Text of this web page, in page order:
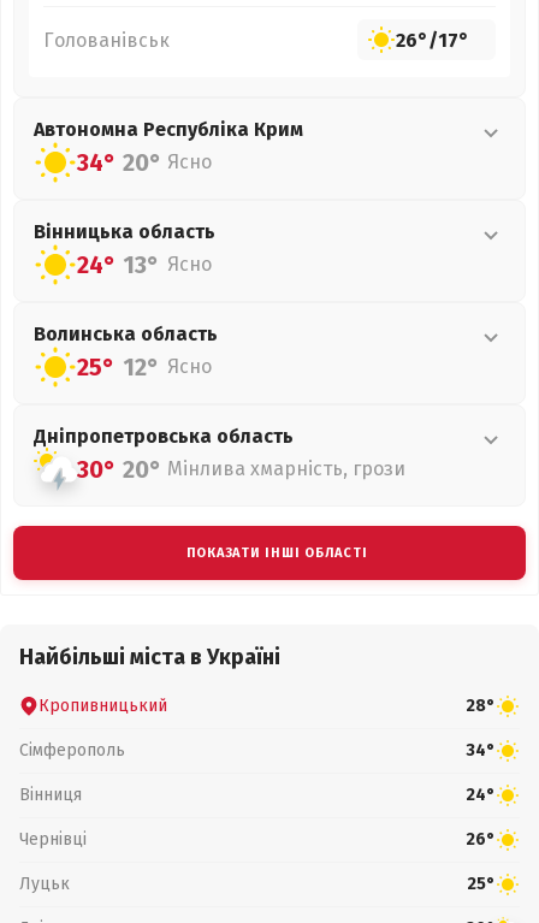
Голованівськ 26°/17°
Автономна Республіка Крим
34° 20° Ясно
Вінницька область
24° 13° Ясно
Волинська область
25° 12° Ясно
Дніпропетровська область
30° 20° Мінлива хмарність, грози
ПОКАЗАТИ ІНШІ ОБЛАСТІ
Найбільші міста в Україні
Кропивницький 28°
Сімферополь 34°
Вінниця 24°
Чернівці 26°
Луцьк 25°